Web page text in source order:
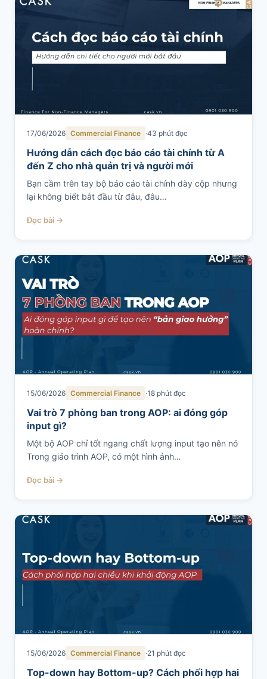
SALES & DISTRIBUTION
Modern Trade Key Account Management
Quản trị khách hàng trọng điểm kênh hiện đại
LỊCH HỌC
Đăng ký ngay →
17/06/2026 Commercial Finance 43 phút đọc
Hướng dẫn cách đọc báo cáo tài chính từ A
đến Z cho nhà quản trị và người mới
Bạn cầm trên tay bộ báo cáo tài chính dày cộp nhưng
lại không biết bắt đầu từ đâu, đâu…
Đọc bài →
15/06/2026 Commercial Finance 18 phút đọc
Vai trò 7 phòng ban trong AOP: ai đóng góp
input gì?
Một bộ AOP chỉ tốt ngang chất lượng input tạo nên nó
Trong giáo trình AOP, có một hình ảnh…
Đọc bài →
15/06/2026 Commercial Finance 21 phút đọc
Top-down hay Bottom-up? Cách phối hợp hai